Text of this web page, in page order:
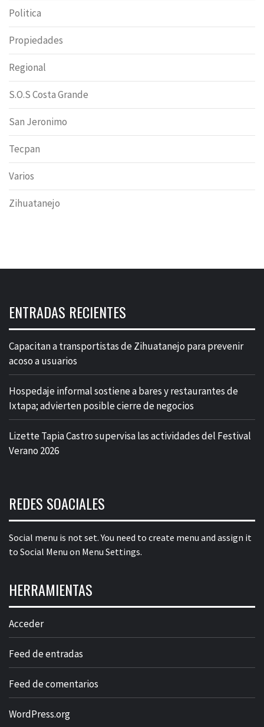
Politica
Propiedades
Regional
S.O.S Costa Grande
San Jeronimo
Tecpan
Varios
Zihuatanejo
ENTRADAS RECIENTES
Capacitan a transportistas de Zihuatanejo para prevenir
acoso a usuarios
Hospedaje informal sostiene a bares y restaurantes de
Ixtapa; advierten posible cierre de negocios
Lizette Tapia Castro supervisa las actividades del Festival
Verano 2026
REDES SOACIALES
Social menu is not set. You need to create menu and assign it
to Social Menu on Menu Settings.
HERRAMIENTAS
Acceder
Feed de entradas
Feed de comentarios
WordPress.org